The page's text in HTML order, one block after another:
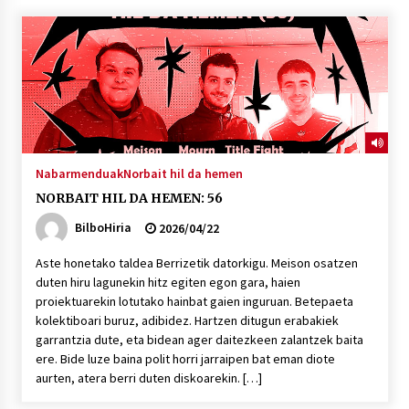
“Hiztegi bat” Gorka Urbizuk idatzitako letren
hiztegia
2026/07/23
Bakaikuko barnetegitik gazteek egindako saio
berezia
Kontserbatorioan protagonista
Auzoportala : 1×04 Auzofoniak
2026/07/15
Gaur abitua da Bilbao bbk live jaialdia
NabarmenduakNorbait hil da hemen
NORBAIT HIL DA HEMEN: 56
BilboHiria
2026/04/22
Aste honetako taldea Berrizetik datorkigu. Meison osatzen
duten hiru lagunekin hitz egiten egon gara, haien
proiektuarekin lotutako hainbat gaien inguruan. Betepaeta
kolektiboari buruz, adibidez. Hartzen ditugun erabakiek
garrantzia dute, eta bidean ager daitezkeen zalantzek baita
ere. Bide luze baina polit horri jarraipen bat eman diote
aurten, atera berri duten diskoarekin. […]